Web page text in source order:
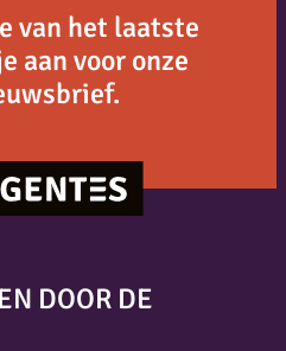
van het laatste
aan voor onze
DOOR DE